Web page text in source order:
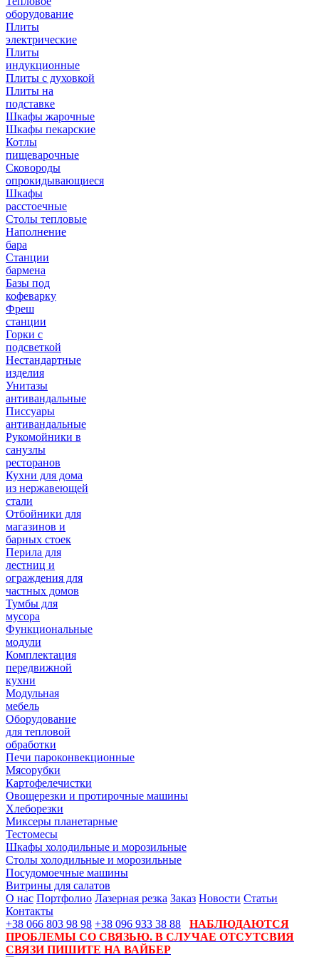
оборудование
Плиты
электрические
Плиты
индукционные
Плиты с духовкой
Плиты на
подставке
Шкафы жарочные
Шкафы пекарские
Котлы
пищеварочные
Сковороды
опрокидывающиеся
Шкафы
расстоечные
Столы тепловые
Наполнение
бара
Станции
бармена
Базы под
кофеварку
Фреш
станции
Горки с
подсветкой
Нестандартные
изделия
Унитазы
антивандальные
Писсуары
антивандальные
Рукомойники в
санузлы
ресторанов
Кухни для дома
из нержавеющей
стали
Отбойники для
магазинов и
барных стоек
Перила для
лестниц и
ограждения для
частных домов
Тумбы для
мусора
Функциональные
модули
Комплектация
передвижной
кухни
Модульная
мебель
Оборудование
для тепловой
обработки
Печи пароконвекционные
Мясорубки
Картофелечистки
Овощерезки и протирочные машины
Хлеборезки
Миксеры планетарные
Тестомесы
Шкафы холодильные и морозильные
Столы холодильные и морозильные
Посудомоечные машины
Витрины для салатов
О нас Портфолио Лазерная резка Заказ Новости Статьи
Контакты
+38 066 803 98 98 +38 096 933 38 88
НАБЛЮДАЮТСЯ
ПРОБЛЕМЫ СО СВЯЗЬЮ. В СЛУЧАЕ ОТСУТСВИЯ
СВЯЗИ ПИШИТЕ НА ВАЙБЕР